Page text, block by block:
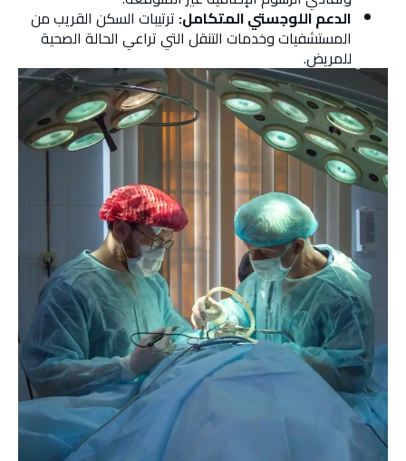
الدعم اللوجستي المتكامل: ترتيبات السكن القريب من
المستشفيات وخدمات التنقل التي تراعي الحالة الصحية
للمريض.